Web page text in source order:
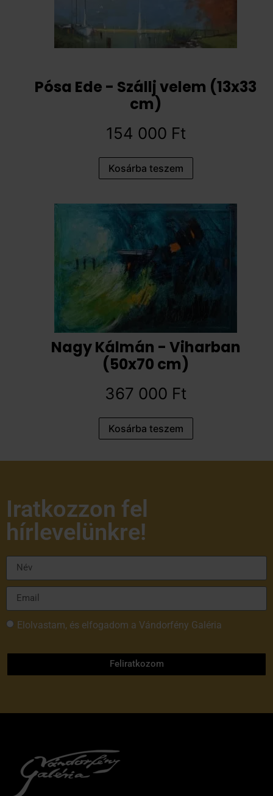
Pósa Ede - Szállj velem (13x33
cm)
154 000 Ft
Kosárba teszem
Nagy Kálmán - Viharban
(50x70 cm)
367 000 Ft
Kosárba teszem
Iratkozzon fel
hírlevelünkre!
Elolvastam, és elfogadom a Vándorfény Galéria
Feliratkozom